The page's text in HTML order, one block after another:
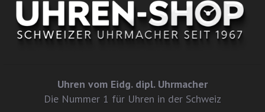
Uhren vom Eidg. dipl. Uhrmacher
Die Nummer 1 für Uhren in der Schweiz